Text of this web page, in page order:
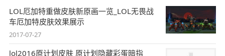
LOL厄加特重做皮肤新原画一览_LOL无畏战
车厄加特皮肤效果展示
2017-07-27
lol2016原计划皮肤 原计划隐藏彩蛋暗指